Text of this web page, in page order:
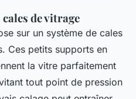
de vitrage
sur un système de cales
Ces petits supports en
la vitre parfaitement
tout point de pression